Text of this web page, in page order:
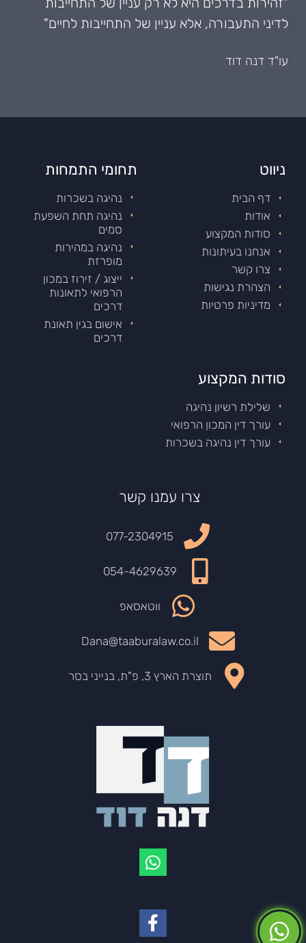
לדיני התעבורה, אלא עניין של התחייבות לחיים"
עו"ד דנה דוד
ניווט
דף הבית
אודות
סודות המקצוע
אנחנו בעיתונות
צרו קשר
הצהרת נגישות
מדיניות פרטיות
תחומי התמחות
נהיגה בשכרות
נהיגה תחת השפעת
סמים
נהיגה במהירות
מופרזת
ייצוג / זירוז במכון
הרפואי לתאונות
דרכים
אישום בגין תאונת
דרכים
סודות המקצוע
שלילת רשיון נהיגה
עורך דין המכון הרפואי
עורך דין נהיגה בשכרות
צרו עמנו קשר
077-2304915
054-4629639
ווטאסאפ
Dana@taaburalaw.co.il
תוצרת הארץ 3, פ"ת, בנייני בסר